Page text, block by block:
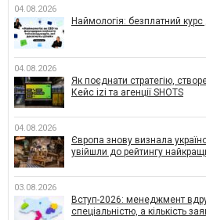
04.08.2026
Наймологія: безплатний курс
04.08.2026
Як поєднати стратегію,
Кейс izi та агенції SHOTS
04.08.2026
Європа знову визнала
увійшли до рейтингу
03.08.2026
Вступ-2026: менеджмент
спеціальністю, а кількість